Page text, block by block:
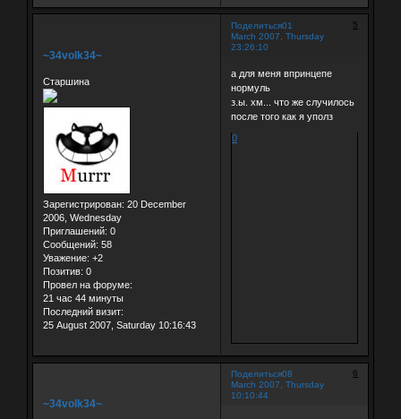
Поделиться 5
01
March 2007, Thursday
23:26:10
~34volk34~
Старшина
Зарегистрирован: 20 December
2006, Wednesday
Приглашений: 0
Сообщений: 58
Уважение: +2
Позитив: 0
Провел на форуме:
21 час 44 минуты
Последний визит:
25 August 2007, Saturday 10:16:43
а для меня впринцепе
нормуль
з.ы. хм... что же случилось
после того как я уполз
0
Поделиться 6
08
March 2007, Thursday
10:10:44
~34volk34~